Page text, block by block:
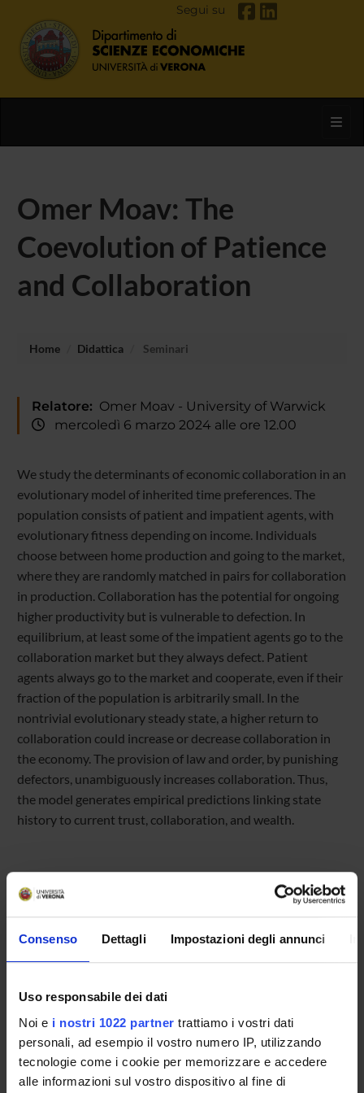
Consenso Dettagli Impostazioni degli annunci
Uso responsabile dei dati
Noi e i nostri 1022 partner trattiamo i vostri dati
personali, ad esempio il vostro numero IP, utilizzando
tecnologie come i cookie per memorizzare e accedere
alle informazioni sul vostro dispositivo al fine di
Segui su
Omer Moav: The
Coevolution of Patience
and Collaboration
Home Didattica Seminari
Relatore: Omer Moav - University of Warwick
mercoledì 6 marzo 2024 alle ore 12.00
We study the determinants of economic collaboration in an
evolutionary model of inherited time preferences. The
population consists of patient and impatient agents, with
evolutionary fitness depending on income. Individuals
choose between home production and going to the market,
where they are randomly matched in pairs for collaboration
in production. Collaboration has the potential for ongoing
higher productivity but is vulnerable to defection. In
equilibrium, at least some of the impatient agents go to the
collaboration market but they always defect. Patient
agents always go to the market and cooperate, even if their
fraction of the population is arbitrarily small. In the
nontrivial evolutionary steady state, a higher return to
collaboration could increase or decrease collaboration in
the economy. The provision of law and order, by punishing
defectors, unambiguously increases collaboration. Thus,
the model generates empirical predictions linking state
history to current trust, collaboration, and wealth.
Andrea Mazzon
Data pubblicazione